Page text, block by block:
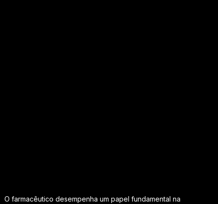
O farmacêutico desempenha um papel fundamental na